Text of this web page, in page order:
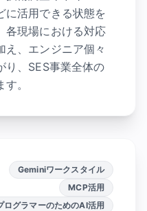
に活用できる状態を
各現場における対応
え、エンジニア個々
り、SES事業全体の
。
Geminiワークスタイル
MCP活用
ログラマーのためのAI活用